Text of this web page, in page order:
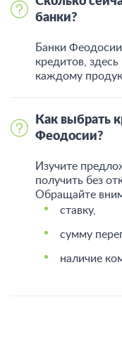
банки?
Банки
кредитов,
каждому
Как выбрать
Феодосии?
Изучите
получить без
Обращайте
ставку,
сумму
наличие